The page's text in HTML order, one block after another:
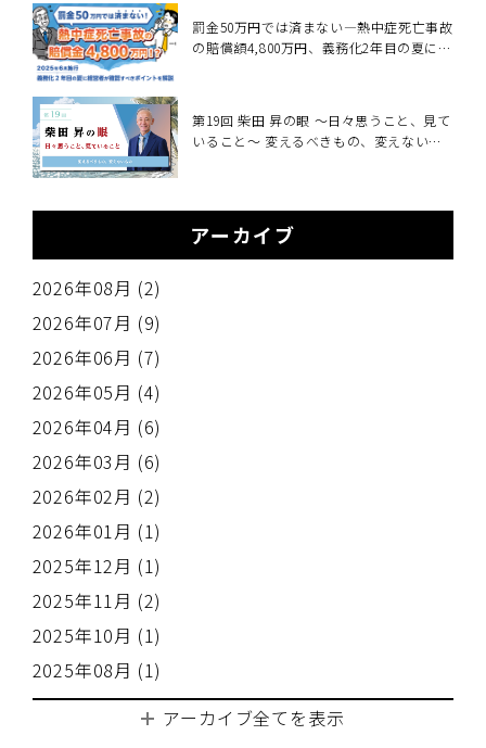
罰金50万円では済まない―熱中症死亡事故
の賠償額4,800万円、義務化2年目の夏に経
第19回 柴田 昇の眼 ～日々思うこと、見て
いること～ 変えるべきもの、変えないも
アーカイブ
2026年08月 (2)
2026年07月 (9)
2026年06月 (7)
2026年05月 (4)
2026年04月 (6)
2026年03月 (6)
2026年02月 (2)
2026年01月 (1)
2025年12月 (1)
2025年11月 (2)
2025年10月 (1)
2025年08月 (1)
アーカイブ全てを表示